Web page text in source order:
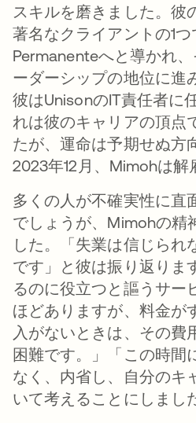
スキルを磨きました。彼
著名なクライアントの1
Permanenteへと導かれ
ーダーシップの地位に進
彼はUnisonのIT責任者に
れは彼のキャリアの頂点
たが、運命は予期せぬ方
2023年12月、Mimohは解
多くの人が不確実性に直
でしょうが、Mimohの精
した。「失業は信じられ
です」と彼は振り返りま
るのに役立つと謳うサー
ほどありますが、料金が
入がないときは、その費
困難です。」「この時間
なく、内省し、自分のキ
いて考えることにしまし